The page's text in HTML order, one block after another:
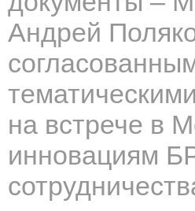
Андрей
на встрече в
инновациям